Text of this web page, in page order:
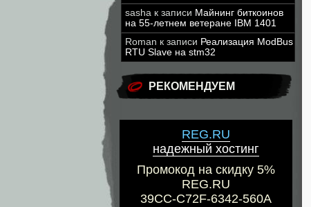
sasha к записи Майнинг биткоинов
на 55-летнем ветеране IBM 1401
Roman к записи Реализация ModBus
RTU Slave на stm32
РЕКОМЕНДУЕМ
REG.RU
надежный хостинг
Промокод на скидку 5%
REG.RU
39CC-C72F-6342-560A